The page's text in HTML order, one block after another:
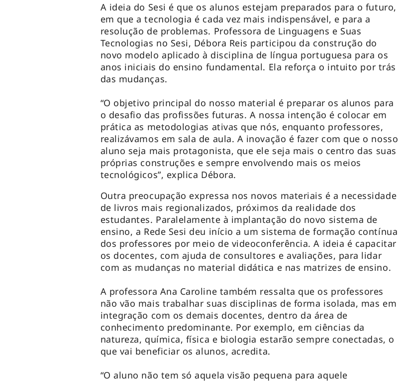
A ideia do Sesi é que os alunos estejam preparados para o futuro,
em que a tecnologia é cada vez mais indispensável, e para a
resolução de problemas. Professora de Linguagens e Suas
Tecnologias no Sesi, Débora Reis participou da construção do
novo modelo aplicado à disciplina de língua portuguesa para os
anos iniciais do ensino fundamental. Ela reforça o intuito por trás
das mudanças.
“O objetivo principal do nosso material é preparar os alunos para
o desafio das profissões futuras. A nossa intenção é colocar em
prática as metodologias ativas que nós, enquanto professores,
realizávamos em sala de aula. A inovação é fazer com que o nosso
aluno seja mais protagonista, que ele seja mais o centro das suas
próprias construções e sempre envolvendo mais os meios
tecnológicos”, explica Débora.
Outra preocupação expressa nos novos materiais é a necessidade
de livros mais regionalizados, próximos da realidade dos
estudantes. Paralelamente à implantação do novo sistema de
ensino, a Rede Sesi deu início a um sistema de formação contínua
dos professores por meio de videoconferência. A ideia é capacitar
os docentes, com ajuda de consultores e avaliações, para lidar
com as mudanças no material didática e nas matrizes de ensino.
A professora Ana Caroline também ressalta que os professores
não vão mais trabalhar suas disciplinas de forma isolada, mas em
integração com os demais docentes, dentro da área de
conhecimento predominante. Por exemplo, em ciências da
natureza, química, física e biologia estarão sempre conectadas, o
que vai beneficiar os alunos, acredita.
“O aluno não tem só aquela visão pequena para aquele